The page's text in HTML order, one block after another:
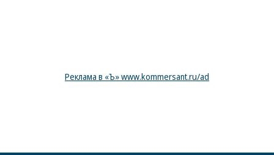
Реклама в «Ъ» www.kommersant.ru/ad